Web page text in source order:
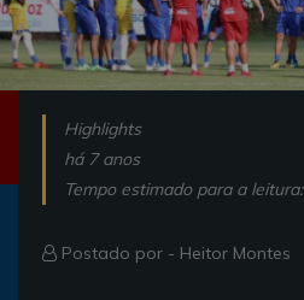
Highlights
há 7 anos
Tempo estimado para a
Postado por - Heitor Montes